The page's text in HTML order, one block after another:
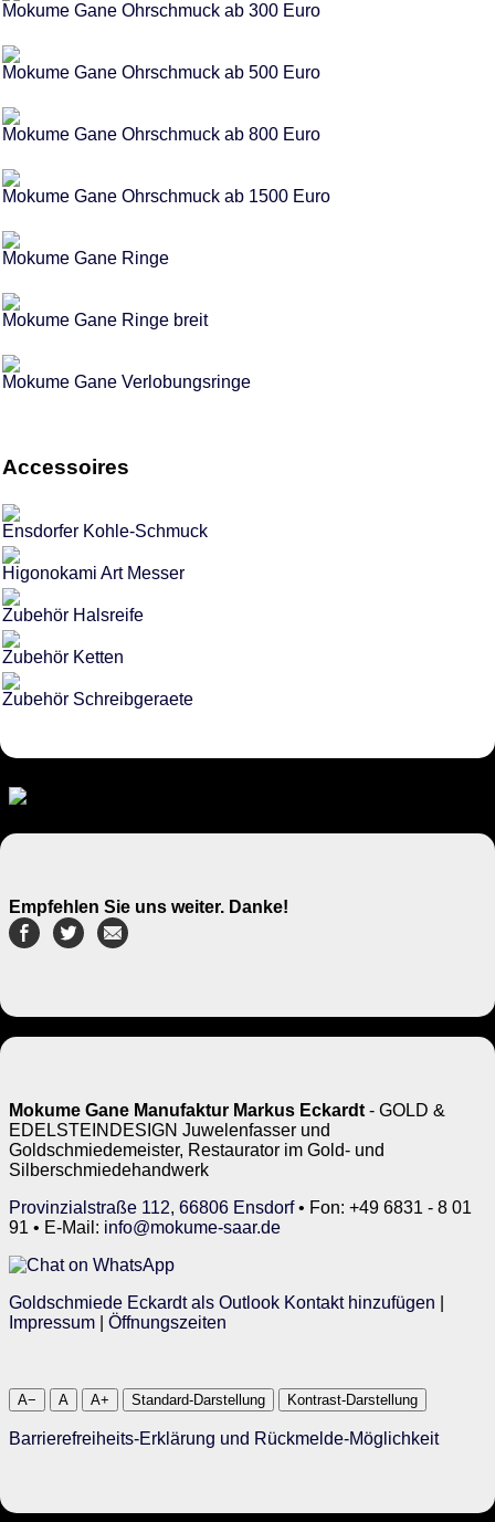
Mokume Gane Ohrschmuck ab 300 Euro
Mokume Gane Ohrschmuck ab 500 Euro
Mokume Gane Ohrschmuck ab 800 Euro
Mokume Gane Ohrschmuck ab 1500 Euro
Mokume Gane Ringe
Mokume Gane Ringe breit
Mokume Gane Verlobungsringe
Accessoires
Ensdorfer Kohle-Schmuck
Higonokami Art Messer
Zubehör Halsreife
Zubehör Ketten
Zubehör Schreibgeraete
Empfehlen Sie uns weiter. Danke!
Mokume Gane Manufaktur Markus Eckardt - GOLD &
EDELSTEINDESIGN Juwelenfasser und
Goldschmiedemeister, Restaurator im Gold- und
Silberschmiedehandwerk
Provinzialstraße 112, 66806 Ensdorf• Fon: +49 6831 - 8 01
91 • E-Mail: info@mokume-saar.de
Goldschmiede Eckardt als Outlook Kontakt hinzufügen
Impressum
Öffnungszeiten
A− A A+ Standard-Darstellung Kontrast-Darstellung
Barrierefreiheits-Erklärung und Rückmelde-Möglichkeit